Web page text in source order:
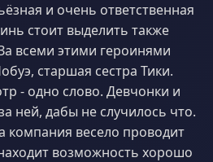
и очень ответственная
стоит выделить также
всеми этими героинями
старшая сестра Тики.
- одно слово. Девчонки и
ней, дабы не случилось что.
компания весело проводит
возможность хорошо